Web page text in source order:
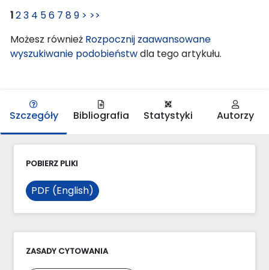
123 4 56 7 89 > >>
Możesz również Rozpocznij zaawansowane
wyszukiwanie podobieństwdla tego artykułu.
Szczegóły Bibliografia Statystyki Autorzy
POBIERZ PLIKI
PDF (English)
ZASADY CYTOWANIA